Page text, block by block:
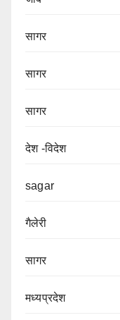
सागर
सागर
सागर
देश -विदेश
sagar
गैलेरी
सागर
मध्यप्रदेश